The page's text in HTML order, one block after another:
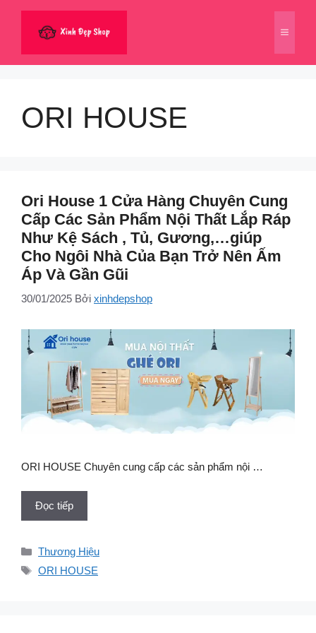
dung
Menu
ORI HOUSE
Ori House 1 Cửa Hàng Chuyên Cung
Cấp Các Sản Phẩm Nội Thất Lắp Ráp
Như Kệ Sách , Tủ, Gương,…giúp
Cho Ngôi Nhà Của Bạn Trở Nên Ấm
Áp Và Gần Gũi
30/01/2025 Bởi xinhdepshop
ORI HOUSE Chuyên cung cấp các sản phẩm nội …
Đọc tiếp
Danh
mục
Thương Hiệu
Thẻ
ORI HOUSE